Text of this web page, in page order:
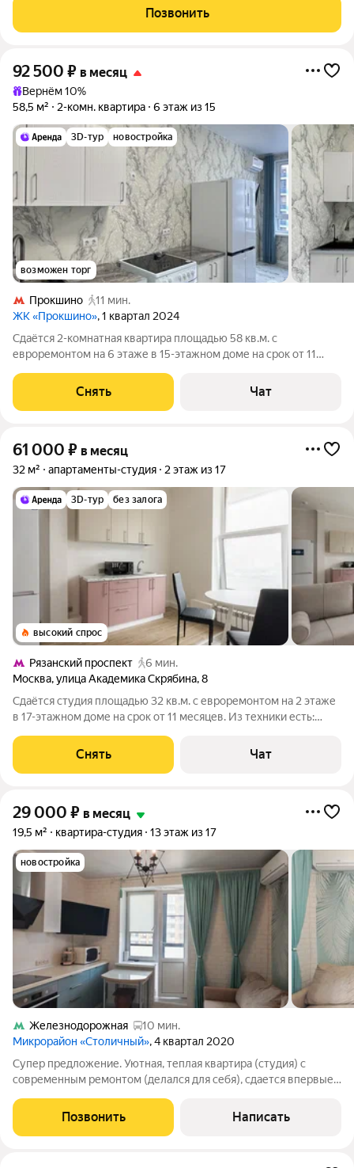
«Символ» от ДОМ.РФ. №237 Доступна рассрочка оплаты
депозита на 3 месяца! Без комиссии.
Позвонить
92 500 ₽ в месяц
Вернём 10%
58,5 м²
2-комн. квартира 6 этаж из 15
3D-тур новостройка
возможен торг
Прокшино
11 мин.
ЖК «Прокшино», 1 квартал 2024
Сдаётся 2-комнатная квартира площадью 58 кв.м. с
евроремонтом на 6 этаже в 15-этажном доме на срок от 11
Холодильник Кондиционер Микроволновка Дом - монолитный,
окна выходят во двор. В
Снять Чат
61 000 ₽ в месяц
32 м² апартаменты-студия 2 этаж из 17
3D-тур без залога
высокий спрос
Рязанский проспект
6 мин.
Москва,улица Академика Скрябина,8
Сдаётся студия площадью 32 кв.м. с евроремонтом на 2 этаже
в 17-этажном доме на срок от 11 месяцев. Из техники есть:
Микроволновка Дом - монолитный, окна выходят на улицу. Во
дворе есть
Снять Чат
29 000 ₽ в месяц
19,5 м² квартира-студия 13 этаж из 17
новостройка
Железнодорожная
10 мин.
Микрорайон «Столичный», 4 квартал 2020
Супер предложение. Уютная, теплая квартира (студия) с
современным ремонтом (делался для себя), сдается впервые.
проживания, мебель и встроенная бытовая техника (варочная
панель и духовой шкаф,
Позвонить Написать